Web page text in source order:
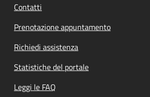
Contatti
Prenotazione appuntamento
Richiedi assistenza
Statistiche del portale
Leggi le FAQ